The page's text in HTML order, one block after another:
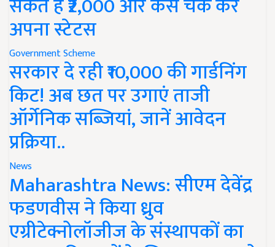
अपना स्टेटस
Government Scheme
सरकार दे रही ₹10,000 की गार्डनिंग
किट! अब छत पर उगाएं ताजी
ऑर्गेनिक सब्जियां, जानें आवेदन
प्रक्रिया..
News
Maharashtra News: सीएम देवेंद्र
फडणवीस ने किया ध्रुव
एग्रीटेक्नोलॉजीज के संस्थापकों का